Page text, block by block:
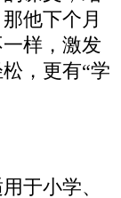
他下个月
样，激发
，更有“学
于小学、